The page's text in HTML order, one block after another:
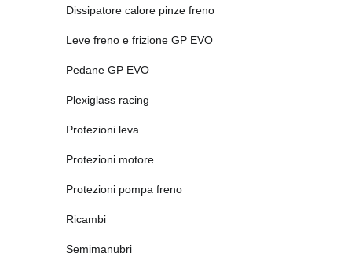
Dissipatore calore pinze freno
Leve freno e frizione GP EVO
Pedane GP EVO
Plexiglass racing
Protezioni leva
Protezioni motore
Protezioni pompa freno
Ricambi
Semimanubri